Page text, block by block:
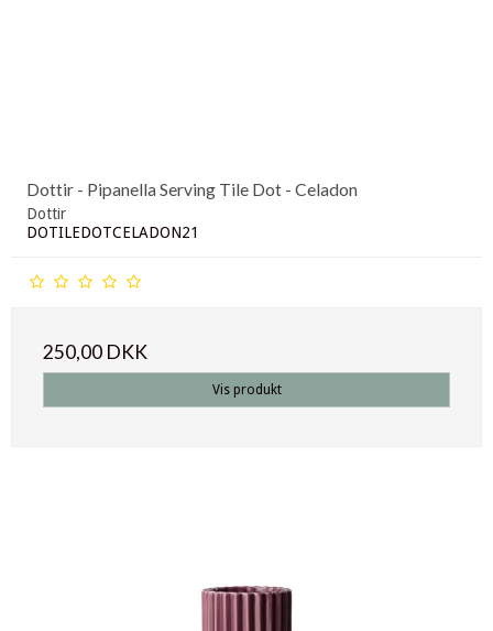
Dottir - Pipanella Serving Tile Dot - Celadon
Dottir
DOTILEDOTCELADON21
250,00 DKK
Vis produkt